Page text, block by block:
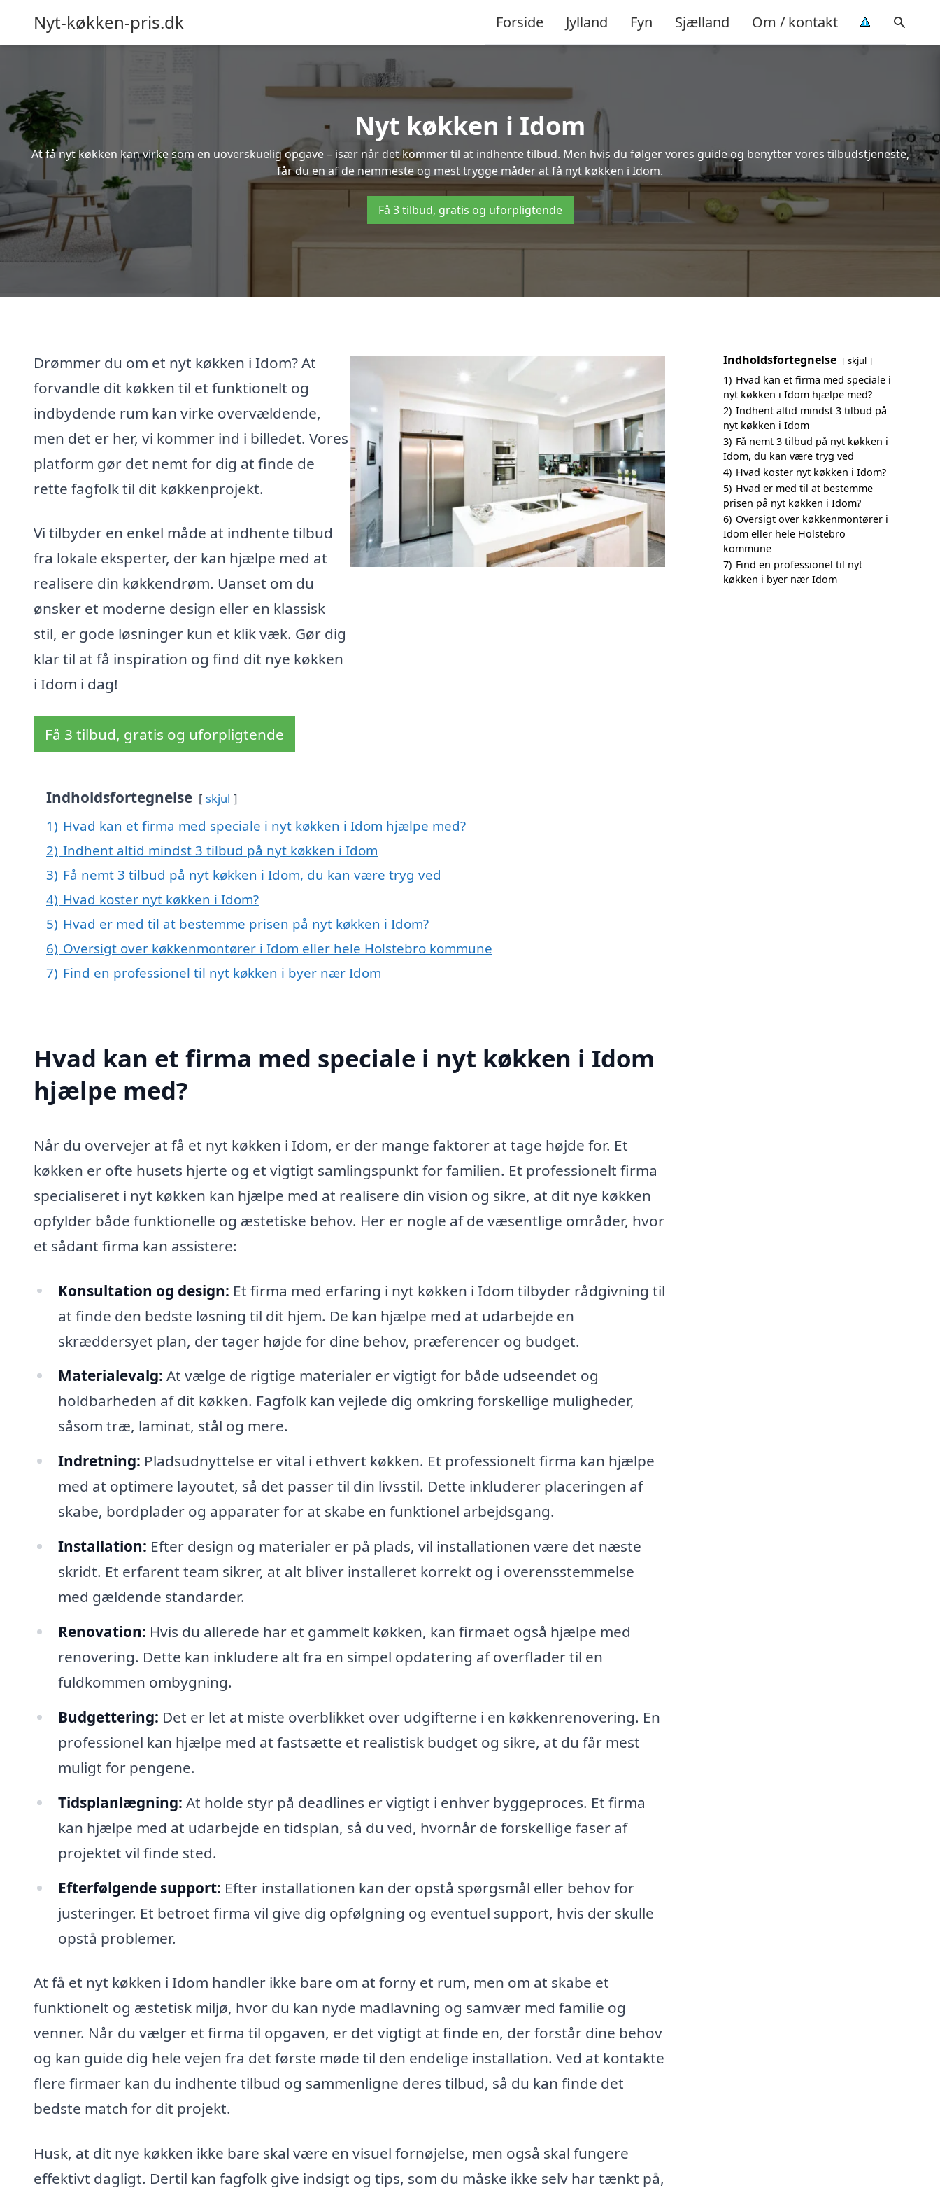
Nyt-køkken-pris.dk Forside Jylland Fyn Sjælland Om / kontakt
Nyt køkken i Idom
At få nyt køkken kan virke som en uoverskuelig opgave – især når det kommer til at indhente tilbud. Men hvis du følger vores guide og benytter vores tilbudstjeneste,
får du en af de nemmeste og mest trygge måder at få nyt køkken i Idom.
Få 3 tilbud, gratis og uforpligtende
Drømmer du om et nyt køkken i Idom? At
forvandle dit køkken til et funktionelt og
indbydende rum kan virke overvældende,
men det er her, vi kommer ind i billedet. Vores
platform gør det nemt for dig at finde de
rette fagfolk til dit køkkenprojekt.
Vi tilbyder en enkel måde at indhente tilbud
fra lokale eksperter, der kan hjælpe med at
realisere din køkkendrøm. Uanset om du
ønsker et moderne design eller en klassisk
stil, er gode løsninger kun et klik væk. Gør dig
klar til at få inspiration og find dit nye køkken
i Idom i dag!
Få 3 tilbud, gratis og uforpligtende
Indholdsfortegnelse skjul
1) Hvad kan et firma med speciale i nyt køkken i Idom hjælpe med?
2) Indhent altid mindst 3 tilbud på nyt køkken i Idom
3) Få nemt 3 tilbud på nyt køkken i Idom, du kan være tryg ved
4) Hvad koster nyt køkken i Idom?
5) Hvad er med til at bestemme prisen på nyt køkken i Idom?
6) Oversigt over køkkenmontører i Idom eller hele Holstebro kommune
7) Find en professionel til nyt køkken i byer nær Idom
Hvad kan et firma med speciale i nyt køkken i Idom
hjælpe med?
Når du overvejer at få et nyt køkken i Idom, er der mange faktorer at tage højde for. Et
køkken er ofte husets hjerte og et vigtigt samlingspunkt for familien. Et professionelt firma
specialiseret i nyt køkken kan hjælpe med at realisere din vision og sikre, at dit nye køkken
opfylder både funktionelle og æstetiske behov. Her er nogle af de væsentlige områder, hvor
et sådant firma kan assistere:
Konsultation og design: Et firma med erfaring i nyt køkken i Idom tilbyder rådgivning til
at finde den bedste løsning til dit hjem. De kan hjælpe med at udarbejde en
skræddersyet plan, der tager højde for dine behov, præferencer og budget.
Materialevalg: At vælge de rigtige materialer er vigtigt for både udseendet og
holdbarheden af dit køkken. Fagfolk kan vejlede dig omkring forskellige muligheder,
såsom træ, laminat, stål og mere.
Indretning: Pladsudnyttelse er vital i ethvert køkken. Et professionelt firma kan hjælpe
med at optimere layoutet, så det passer til din livsstil. Dette inkluderer placeringen af
skabe, bordplader og apparater for at skabe en funktionel arbejdsgang.
Installation: Efter design og materialer er på plads, vil installationen være det næste
skridt. Et erfarent team sikrer, at alt bliver installeret korrekt og i overensstemmelse
med gældende standarder.
Renovation: Hvis du allerede har et gammelt køkken, kan firmaet også hjælpe med
renovering. Dette kan inkludere alt fra en simpel opdatering af overflader til en
fuldkommen ombygning.
Budgettering: Det er let at miste overblikket over udgifterne i en køkkenrenovering. En
professionel kan hjælpe med at fastsætte et realistisk budget og sikre, at du får mest
muligt for pengene.
Tidsplanlægning: At holde styr på deadlines er vigtigt i enhver byggeproces. Et firma
kan hjælpe med at udarbejde en tidsplan, så du ved, hvornår de forskellige faser af
projektet vil finde sted.
Efterfølgende support: Efter installationen kan der opstå spørgsmål eller behov for
justeringer. Et betroet firma vil give dig opfølgning og eventuel support, hvis der skulle
opstå problemer.
At få et nyt køkken i Idom handler ikke bare om at forny et rum, men om at skabe et
funktionelt og æstetisk miljø, hvor du kan nyde madlavning og samvær med familie og
venner. Når du vælger et firma til opgaven, er det vigtigt at finde en, der forstår dine behov
og kan guide dig hele vejen fra det første møde til den endelige installation. Ved at kontakte
flere firmaer kan du indhente tilbud og sammenligne deres tilbud, så du kan finde det
bedste match for dit projekt.
Husk, at dit nye køkken ikke bare skal være en visuel fornøjelse, men også skal fungere
effektivt dagligt. Dertil kan fagfolk give indsigt og tips, som du måske ikke selv har tænkt på,
Indholdsfortegnelse skjul
1) Hvad kan et firma med speciale i
nyt køkken i Idom hjælpe med?
2) Indhent altid mindst 3 tilbud på
nyt køkken i Idom
3) Få nemt 3 tilbud på nyt køkken i
Idom, du kan være tryg ved
4) Hvad koster nyt køkken i Idom?
5) Hvad er med til at bestemme
prisen på nyt køkken i Idom?
6) Oversigt over køkkenmontører i
Idom eller hele Holstebro
kommune
7) Find en professionel til nyt
køkken i byer nær Idom